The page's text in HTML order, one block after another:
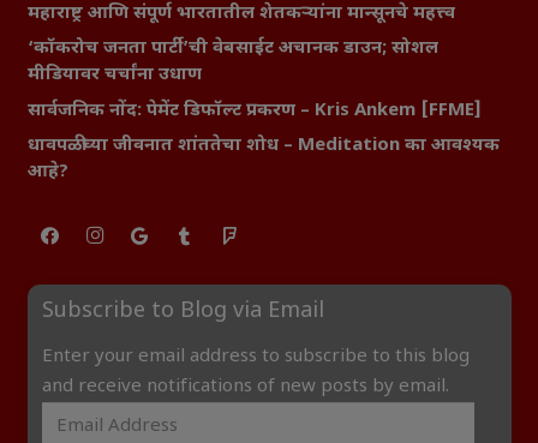
महाराष्ट्र आणि संपूर्ण भारतातील शेतकऱ्यांना मान्सूनचे महत्त्व
‘कॉकरोच जनता पार्टी’ची वेबसाईट अचानक डाउन; सोशल
मीडियावर चर्चांना उधाण
सार्वजनिक नोंद: पेमेंट डिफॉल्ट प्रकरण – Kris Ankem [FFME]
धावपळीच्या जीवनात शांततेचा शोध – Meditation का आवश्यक
आहे?
Subscribe to Blog via Email
Enter your email address to subscribe to this blog
and receive notifications of new posts by email.